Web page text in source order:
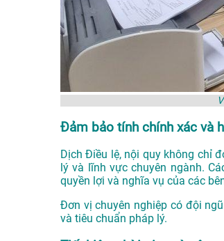
Đảm bảo tính chính xác và
Dịch Điều lệ, nội quy không chỉ
lý và lĩnh vực chuyên ngành.
quyền lợi và nghĩa vụ của các
Đơn vị chuyên nghiệp có đội
và tiêu chuẩn pháp lý.